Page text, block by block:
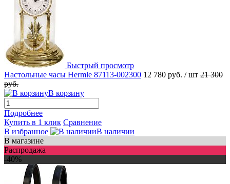
Быстрый просмотр
Настольные часы Hermle 87113-002300 12 780 руб. / шт 21 300
руб.
В корзину
Подробнее
Купить в 1 клик Сравнение
В избранное
В наличии
В магазине
Распродажа
-40%